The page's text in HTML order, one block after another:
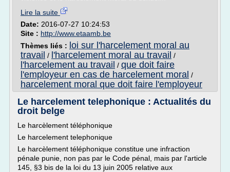
Lire la suite
Date: 2016-07-27 10:24:53
Site : http://www.etaamb.be
Thèmes liés : loi sur l'harcelement moral au
travail / l'harcelement moral au travail /
l'harcelement au travail / que doit faire
l'employeur en cas de harcelement moral /
harcelement moral que doit faire l'employeur
Le harcelement telephonique : Actualités du
droit belge
Le harcèlement téléphonique
Le harcelement telephonique
Le harcèlement téléphonique constitue une infraction
pénale punie, non pas par le Code pénal, mais par l'article
145, §3 bis de la loi du 13 juin 2005 relative aux